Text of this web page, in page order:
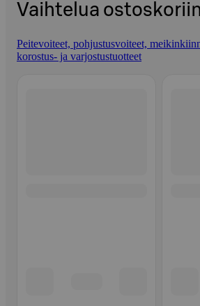
Vaihtelua ostoskoriin
Peitevoiteet, pohjustusvoiteet,
korostus- ja varjostustuotteet